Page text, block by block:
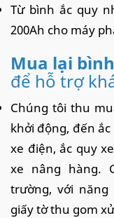
Từ bình ắc quy
200Ah cho máy
Mua lại
để hỗ trợ
Chúng tôi thu
khởi động, đến
xe điện, ắc quy
xe nâng hàng.
trường, với
giấy tờ thu gom